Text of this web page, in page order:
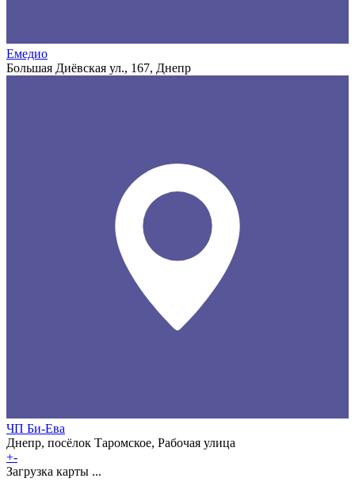
Емедио
Большая Диёвская ул., 167, Днепр
ЧП Би-Ева
Днепр, посёлок Таромское, Рабочая улица
+-
Загрузка карты ...